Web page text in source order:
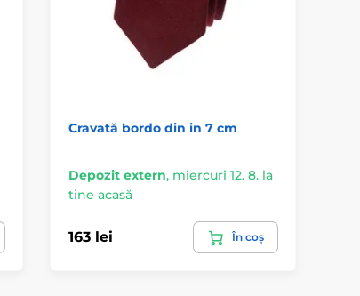
Cravată bordo din in 7 cm
Depozit extern, miercuri 12. 8. la
tine acasă
163 lei În coș